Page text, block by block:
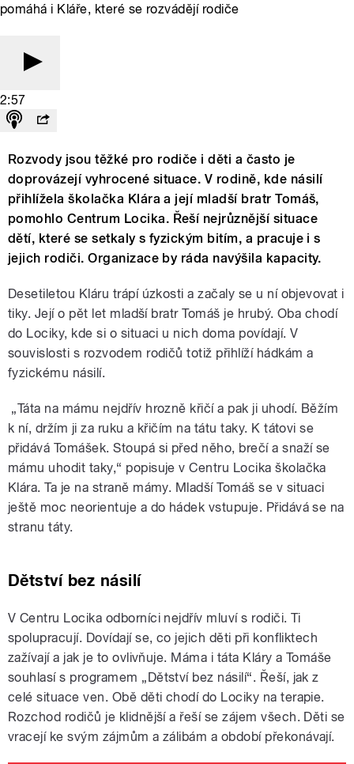
pomáhá i Kláře, které se rozvádějí rodiče
2:57
Rozvody jsou těžké pro rodiče i děti a často je
doprovázejí vyhrocené situace. V rodině, kde násilí
přihlížela školačka Klára a její mladší bratr Tomáš,
pomohlo Centrum Locika. Řeší nejrůznější situace
dětí, které se setkaly s fyzickým bitím, a pracuje i s
jejich rodiči. Organizace by ráda navýšila kapacity.
Desetiletou Kláru trápí úzkosti a začaly se u ní objevovat i
tiky. Její o pět let mladší bratr Tomáš je hrubý. Oba chodí
do Lociky, kde si o situaci u nich doma povídají. V
souvislosti s rozvodem rodičů totiž přihlíží hádkám a
fyzickému násilí.
„Táta na mámu nejdřív hrozně křičí a pak ji uhodí. Běžím
k ní, držím ji za ruku a křičím na tátu taky. K tátovi se
přidává Tomášek. Stoupá si před něho, brečí a snaží se
mámu uhodit taky,“ popisuje v Centru Locika školačka
Klára. Ta je na straně mámy. Mladší Tomáš se v situaci
ještě moc neorientuje a do hádek vstupuje. Přidává se na
stranu táty.
Dětství bez násilí
V Centru Locika odborníci nejdřív mluví s rodiči. Ti
spolupracují. Dovídají se, co jejich děti při konfliktech
zažívají a jak je to ovlivňuje. Máma i táta Kláry a Tomáše
souhlasí s programem „Dětství bez násilí“. Řeší, jak z
celé situace ven. Obě děti chodí do Lociky na terapie.
Rozchod rodičů je klidnější a řeší se zájem všech. Děti se
vracejí ke svým zájmům a zálibám a období překonávají.